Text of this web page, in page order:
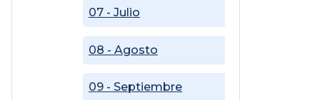
07 - Julio
08 - Agosto
09 - Septiembre